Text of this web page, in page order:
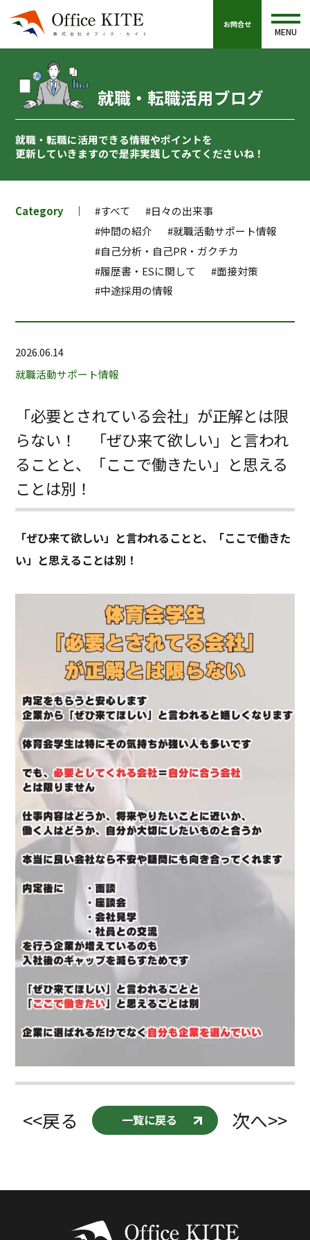
お問合せ
MENU
就職・転職活用ブログ
就職・転職に活用できる情報やポイントを
更新していきますので是非実践してみてくださいね！
Category #すべて
#日々の出来事
#仲間の紹介
#就職活動サポート情報
#自己分析・自己PR・ガクチカ
#履歴書・ESに関して
#面接対策
#中途採用の情報
2026.06.14
就職活動サポート情報
「必要とされている会社」が正解とは限
らない！ 「ぜひ来て欲しい」と言われ
ることと、「ここで働きたい」と思える
ことは別！
「ぜひ来て欲しい」と言われることと、「ここで働きた
い」と思えることは別！
<<戻る 一覧に戻る 次へ>>